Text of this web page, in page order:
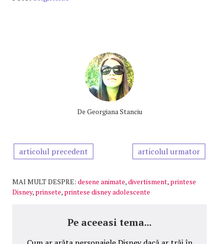
De Georgiana Stanciu
articolul precedent articolul urmator
MAI MULT DESPRE: desene animate,divertisment, printese
Disney, prinsete, printese disney adolescente
Pe aceeasi tema...